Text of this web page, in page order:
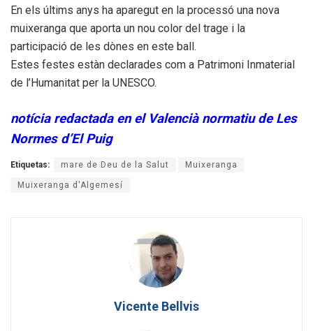
En els últims anys ha aparegut en la processó una nova
muixeranga que aporta un nou color del trage i la
participació de les dònes en este ball.
Estes festes estàn declarades com a Patrimoni Inmaterial
de l’Humanitat per la UNESCO.
notícia redactada en el Valencià normatiu de Les
Normes d’El Puig
Etiquetas: mare de Deu de la Salut Muixeranga
Muixeranga d'Algemesí
Vicente Bellvis